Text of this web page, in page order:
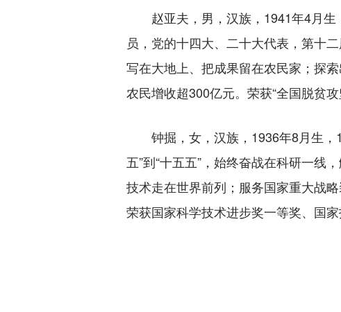
赵亚夫，男，汉族，1941年4月生
员，党的十四大、二十大代表，第十
写在大地上、把成果留在农民家；探
农民增收超300亿元。荣获“全国脱贫攻
钟掘，女，汉族，1936年8月生，
五”到“十五五”，始终奋战在科研一线
技术走在世界前列；服务国家重大战
荣获国家科学技术进步奖一等奖、国家